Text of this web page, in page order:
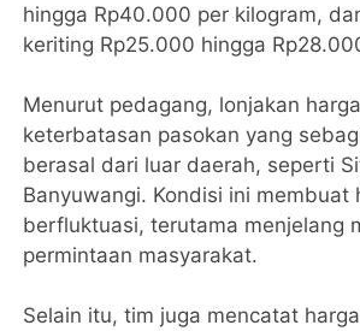
hingga Rp40.000 per kilogram,
keriting Rp25.000 hingga
Menurut pedagang, lonjakan
keterbatasan pasokan yang
berasal dari luar daerah, seperti
Banyuwangi. Kondisi ini membuat
berfluktuasi, terutama menjelang
permintaan masyarakat.
Selain itu, tim juga mencatat